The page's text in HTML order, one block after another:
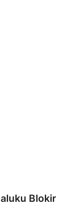
Blokir